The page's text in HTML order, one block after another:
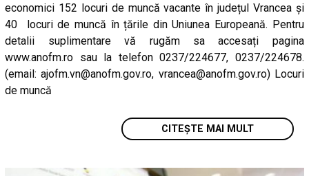
economici 152 locuri de muncă vacante în județul Vrancea și
40 locuri de muncă în țările din Uniunea Europeană. Pentru
detalii suplimentare vă rugăm sa accesați pagina
www.anofm.ro sau la telefon 0237/224677, 0237/224678.
(email: ajofm.vn@anofm.gov.ro, vrancea@anofm.gov.ro) Locuri
de muncă
CITEȘTE MAI MULT